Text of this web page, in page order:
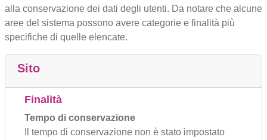
alla conservazione dei dati degli utenti. Da notare che alcune
aree del sistema possono avere categorie e finalità più
specifiche di quelle elencate.
Sito
Finalità
Tempo di conservazione
Il tempo di conservazione non è stato impostato